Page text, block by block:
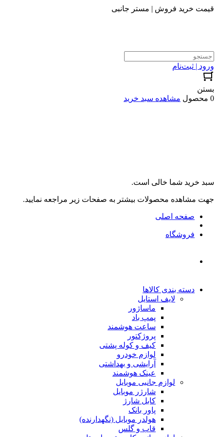
قیمت خرید فروش | مستر جانبی
ورود | ثبت‌نام
بستن
0 محصول
مشاهده سبد خرید
سبد خرید شما خالی است.
جهت مشاهده محصولات بیشتر به صفحات زیر مراجعه نمایید.
صفحه اصلی
فروشگاه
دسته بندی کالاها
لایف استایل
ماساژور
پمپ باد
ساعت هوشمند
پروژکتور
کیف و کوله پشتی
لوازم خودرو
آرایشی و بهداشتی
عینک هوشمند
لوازم جانبی موبایل
شارژر موبایل
کابل شارژ
پاور بانک
هولدر موبایل (نگهدارنده)
قاب و گلس